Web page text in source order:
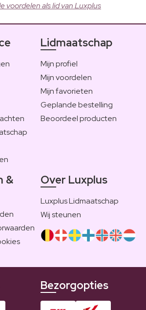
voordelen als lid van Luxplus
Lidmaatschap
Mijn profiel
Mijn voordelen
Mijn favorieten
Geplande bestelling
Beoordeel producten
&
Over Luxplus
Luxplus Lidmaatschap
Wij steunen
Bezorgopties